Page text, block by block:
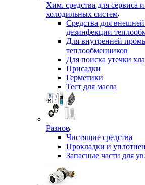
Хим. средства для сервиса
холодильных систем
Средства для
дезинфекции
Для внутренней
теплообменников
Для поиска утечки
Присадки
Герметики
Тест для масла
Разное
Чистящие средства
Прокладки и
Запасные части для